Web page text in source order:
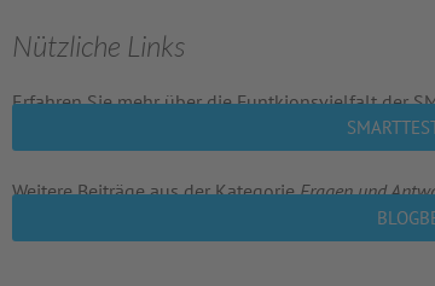
Nützliche Links
Erfahren Sie mehr über die Funtkionsvielfalt der
Weitere Beiträge aus der KategorieFragen und